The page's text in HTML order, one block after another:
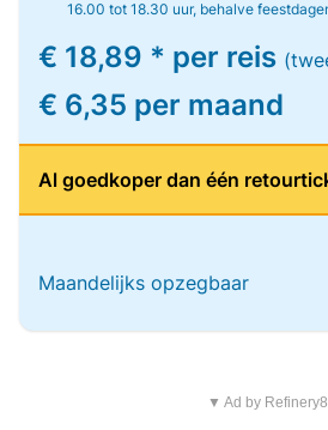
16.00 tot 18.30 uur, behalve
€ 18,89 * per reis
€ 6,35 per maand
Al goedkoper dan één
Maandelijks opzegbaar
▼ Ad by